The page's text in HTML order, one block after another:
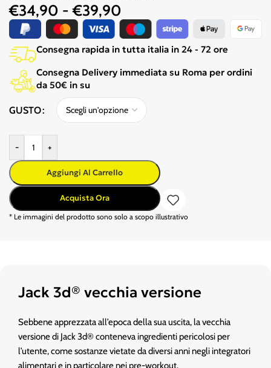
€34,90 - €39,90
Consegna rapida in tutta italia in 24 - 72 ore
Consegna Delivery immediata su Roma per ordini
da 50€ in su
GUSTO
- +
Aggiungi Al Carrello
Acquista Ora
* Le immagini del prodotto sono solo a scopo illustrativo
Jack 3d® vecchia versione
Sebbene apprezzata all’epoca della sua uscita, la vecchia
versione di Jack 3d® conteneva ingredienti pericolosi per
l’utente, come sostanze vietate da diversi anni negli integratori
alimentari e in particolare nei pre-workout.